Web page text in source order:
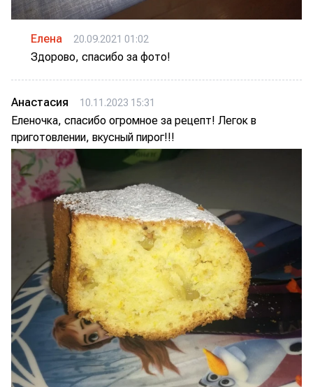
Елена 20.09.2021 01:02
Здорово, спасибо за фото!
Анастасия 10.11.2023 15:31
Еленочка, спасибо огромное за рецепт! Легок в
приготовлении, вкусный пирог!!!